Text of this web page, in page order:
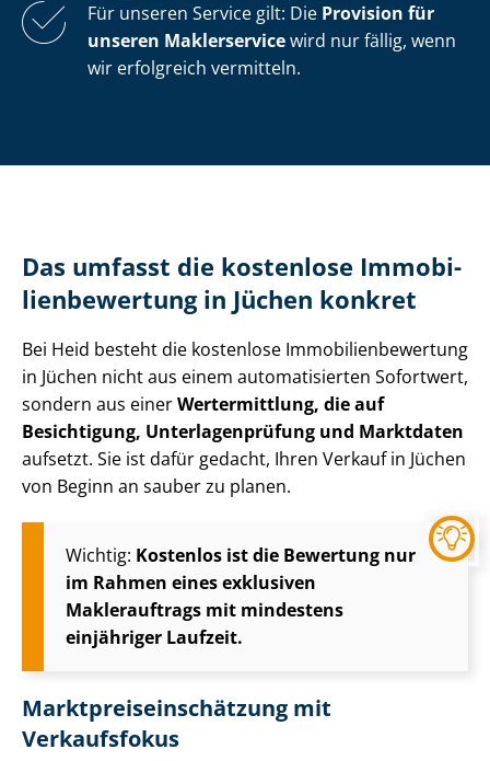
Für unseren Service gilt: Die Provision für
unseren Maklerservicewird nur fällig, wenn
wir erfolgreich vermitteln.
Das umfasst die kostenlose Im­mo­bi­
li­en­be­wer­tung in Jüchen konkret
Bei Heid besteht die kostenlose Im­mo­bi­li­en­be­wer­tung
in Jüchen nicht aus einem automatisierten Sofortwert,
sondern aus einerWertermittlung, die auf
Besichtigung, Un­ter­la­gen­prü­fung und Marktdaten
aufsetzt. Sie ist dafür gedacht, Ihren Verkauf in Jüchen
von Beginn an sauber zu planen.
Wichtig: Kostenlos ist die Bewertung nur
im Rahmen eines exklusiven
Maklerauftrags mit mindestens
einjähriger Laufzeit.
Markt­preis­ein­schät­zung mit
Verkaufsfokus